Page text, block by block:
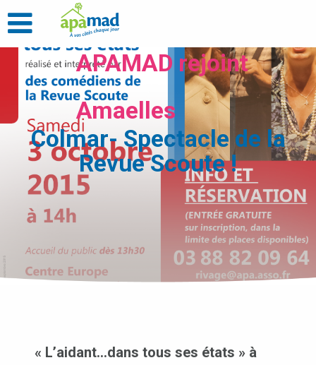
APAMAD rejoint
Amaelles
Colmar- Spectacle de la
Revue Scoute !
« L’aidant…dans tous ses états » à